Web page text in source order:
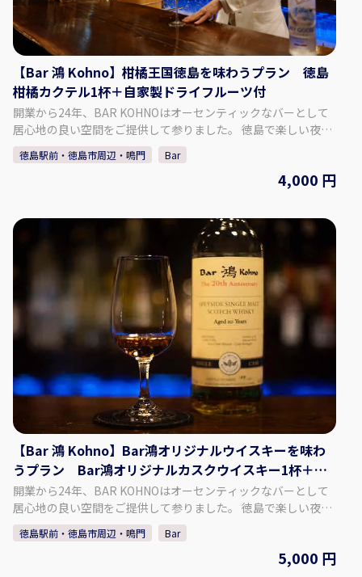
【Bar 鴻 Kohno】柑橘王国徳島を味わうプラン 徳島
柑橘カクテル1杯＋自家製ドライフルーツ付
開業から24年、BAR KOHNOはオーセンティックなバーとして
居心地の良い空間をご提供して参りました。 徳島で楽しい夜を
過ごすなら、ぜひ当店にお越しください！ 約1000種類のウイス
キーと地元徳島の柑橘、フルーツを使用したカクテルをメイン
に営業しております。 当店のスタッフは常にお客様に快適にお
しております。 【プラン内容】 柑橘王国徳島を味わうプラン ♢
料金 4,000円（税込） ♢料金に含まれるもの ・徳島柑橘
カクテル 1杯 ・自家製ドライフルーツ ・チャージ料金 【Bar 鴻
Kohnoについて】 ♢住所 徳島県徳島市栄町1丁目67-2橘ビル3F
♢営業時間 月曜～土曜 18:00～1:00 定休日 日曜 ​※月曜が祝日の
場合は日曜は営業いたします。 ♢SNS Instagram：barkohno
Twitter ：@barkohno 【予約方法】 カレンダーよりご希望の
日時、人数を選択し予約してください。 ※1グループ5名様まで
予約できます。 ※当日の予約は、直接お電話ください。
徳島駅前・徳島市周辺・鳴門 Bar
4,000 円
【Bar 鴻 Kohno】Bar鴻オリジナルウイスキーを味わ
うプラン Bar鴻オリジナルカスクウイスキー1杯＋自
家製ドライフルーツ付
開業から24年、BAR KOHNOはオーセンティックなバーとして
居心地の良い空間をご提供して参りました。 徳島で楽しい夜を
過ごすなら、ぜひ当店にお越しください！ 約1000種類のウイス
キーと地元徳島の柑橘、フルーツを使用したカクテルをメイン
に営業しております。 当店のスタッフは常にお客様に快適にお
徳島駅前・徳島市周辺・鳴門 Bar
5,000 円